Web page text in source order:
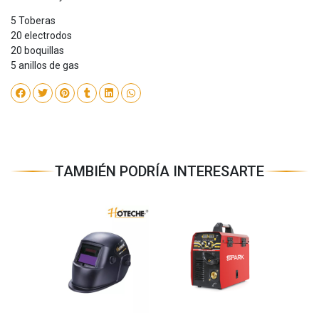
5 Toberas
20 electrodos
20 boquillas
5 anillos de gas
TAMBIÉN PODRÍA INTERESARTE